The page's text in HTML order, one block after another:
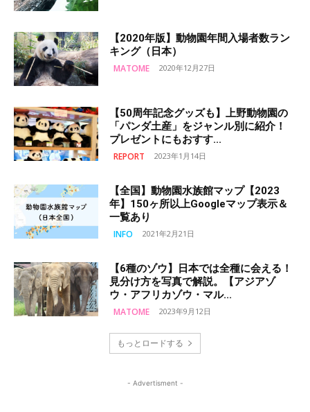
【2020年版】動物園年間入場者数ラン
キング（日本）
MATOME 2020年12月27日
【50周年記念グッズも】上野動物園の
「パンダ土産」をジャンル別に紹介！
プレゼントにもおすす...
REPORT 2023年1月14日
【全国】動物園水族館マップ【2023
年】150ヶ所以上Googleマップ表示＆
一覧あり
INFO 2021年2月21日
【6種のゾウ】日本では全種に会える！
見分け方を写真で解説。【アジアゾ
ウ・アフリカゾウ・マル...
MATOME 2023年9月12日
もっとロードする
- Advertisment -